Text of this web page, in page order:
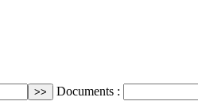
Documents :